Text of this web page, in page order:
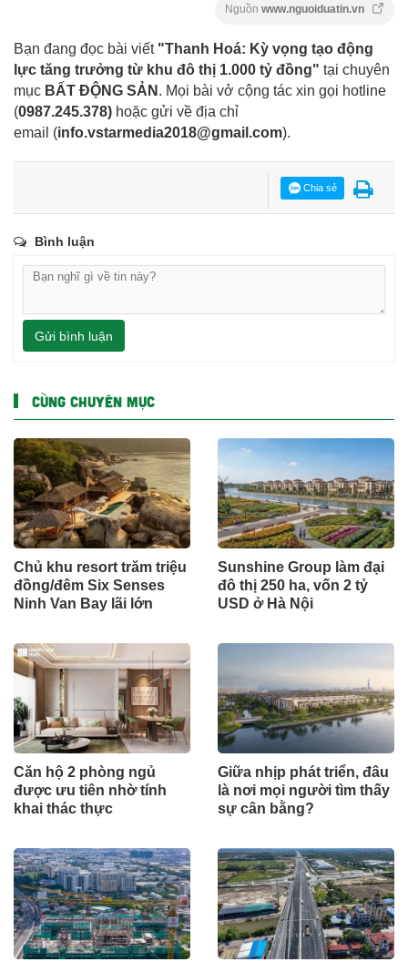
Nguồn www.nguoiduatin.vn
Bạn đang đọc bài viết "Thanh Hoá: Kỳ vọng tạo động
lực tăng trưởng từ khu đô thị 1.000 tỷ đồng" tại chuyên
mục BẤT ĐỘNG SẢN . Mọi bài vở cộng tác xin gọi hotline
(0987.245.378) hoặc gửi về địa chỉ
email (info.vstarmedia2018@gmail.com).
Chia sẻ
Bình luận
Gửi bình luận
CÙNG CHUYÊN MỤC
Chủ khu resort trăm triệu
đồng/đêm Six Senses
Ninh Van Bay lãi lớn
Sunshine Group làm đại
đô thị 250 ha, vốn 2 tỷ
USD ở Hà Nội
Căn hộ 2 phòng ngủ
được ưu tiên nhờ tính
khai thác thực
Giữa nhịp phát triển, đâu
là nơi mọi người tìm thấy
sự cân bằng?